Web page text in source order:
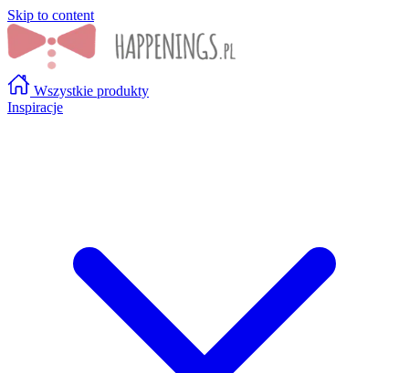
Skip to content
Wszystkie produkty
Inspiracje